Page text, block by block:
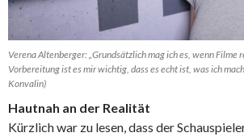
Verena Altenberger: „Grundsätzlich mag ich es, wenn Filme
Vorbereitung ist es mir wichtig, dass es echt ist, was ich
Konvalin)
Hautnah an der Realität
Kürzlich war zu lesen, dass der